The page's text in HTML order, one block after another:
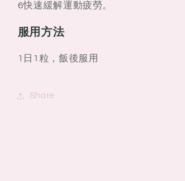
6快速緩解運動疲勞。
服用方法
1日1粒，飯後服用
Share